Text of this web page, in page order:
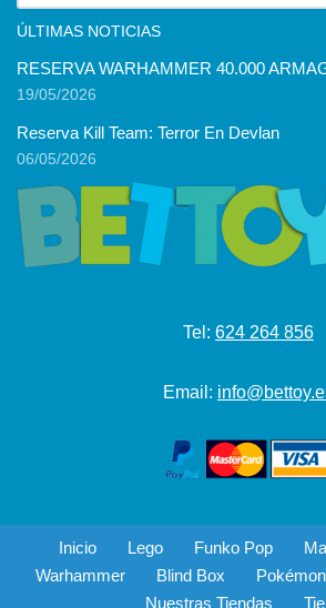
ÚLTIMAS NOTICIAS
RESERVA WARHAMMER 40.000
19/05/2026
Reserva Kill Team: Terror En Devlan
06/05/2026
Tel: 624 264 856
Email:
Inicio Lego Funko Pop
Warhammer
Blind Box
Nuestras Tiendas